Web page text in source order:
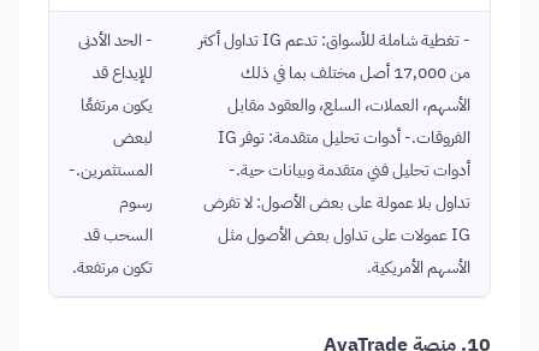
- تغطية شاملة للأسواق: تدعم IG تداول أكثر
من 17,000 أصل مختلف بما في ذلك
الأسهم، العملات، السلع، والعقود مقابل
الفروقات.- أدوات تحليل متقدمة: توفر IG
أدوات تحليل فني متقدمة وبيانات حية.-
تداول بلا عمولة على بعض الأصول: لا تفرض
IG عمولات على تداول بعض الأصول مثل
الأسهم الأمريكية.
- الحد الأدنى
للإيداع قد
يكون مرتفعًا
لبعض
المستثمرين.-
رسوم
السحب قد
تكون مرتفعة.
10. منصة AvaTrade